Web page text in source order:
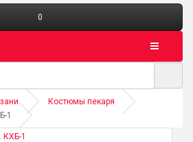
0
Костюмы пекаря
1